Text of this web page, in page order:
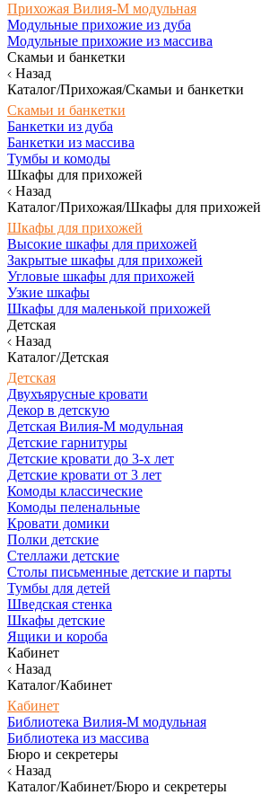
Прихожая Вилия-М модульная
Модульные прихожие из дуба
Модульные прихожие из массива
Скамьи и банкетки
Назад
Каталог/Прихожая/Скамьи и банкетки
Скамьи и банкетки
Банкетки из дуба
Банкетки из массива
Тумбы и комоды
Шкафы для прихожей
Назад
Каталог/Прихожая/Шкафы для прихожей
Шкафы для прихожей
Высокие шкафы для прихожей
Закрытые шкафы для прихожей
Угловые шкафы для прихожей
Узкие шкафы
Шкафы для маленькой прихожей
Детская
Назад
Каталог/Детская
Детская
Двухъярусные кровати
Декор в детскую
Детская Вилия-М модульная
Детские гарнитуры
Детские кровати до 3-х лет
Детские кровати от 3 лет
Комоды классические
Комоды пеленальные
Кровати домики
Полки детские
Стеллажи детские
Столы письменные детские и парты
Тумбы для детей
Шведская стенка
Шкафы детские
Ящики и короба
Кабинет
Назад
Каталог/Кабинет
Кабинет
Библиотека Вилия-М модульная
Библиотека из массива
Бюро и секретеры
Назад
Каталог/Кабинет/Бюро и секретеры